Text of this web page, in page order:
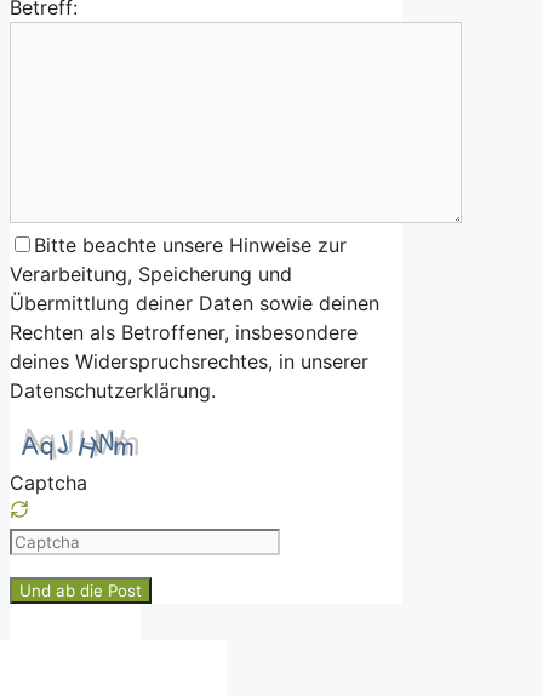
Betreff:
Bitte beachte unsere Hinweise zur
Verarbeitung, Speicherung und
Übermittlung deiner Daten sowie deinen
Rechten als Betroffener, insbesondere
deines Widerspruchsrechtes, in unserer
Datenschutzerklärung.
Captcha
Please
the